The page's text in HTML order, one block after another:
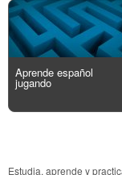
Aprende español
jugando
Estudia, aprende y